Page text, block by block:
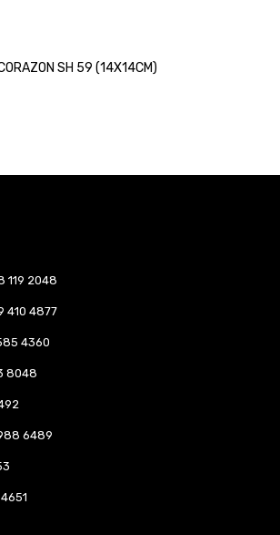
SH 59 (14X14CM)
119 2048
410 4877
4360
8048
6489